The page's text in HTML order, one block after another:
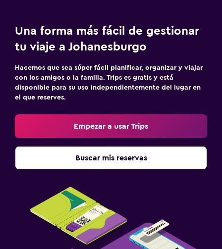
Despertador
Perchero
Armario o clóset
Ideal para familias
Cuna/cama nido disponibles
Comidas para niños
Aire libre
Una forma más fácil de gestionar
tu viaje a Johanesburgo
Hacemos que sea súper fácil planificar, organizar y viajar
con los amigos o la familia. Trips es gratis y está
disponible para su uso independientemente del lugar en
el que reserves.
Empezar a usar Trips
Buscar mis reservas